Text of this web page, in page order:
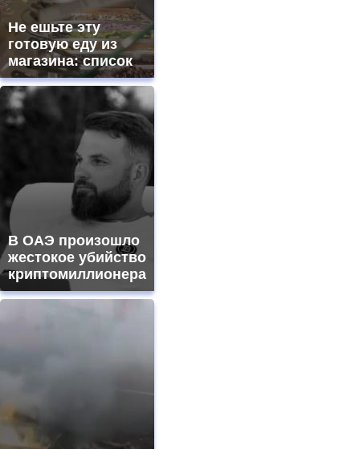
Не ешьте эту
готовую еду из
магазина: список
В ОАЭ произошло
жестокое убийство
криптомиллионера